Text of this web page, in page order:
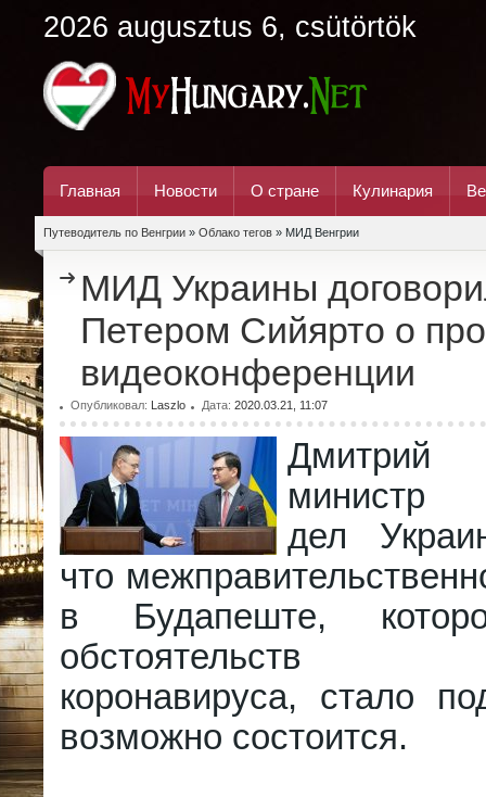
2026 augusztus 6, csütörtök
Главная Новости О стране Кулинария
Путеводитель по Венгрии » Облако тегов » МИД Венгрии
МИД Украины
Петером Сийярто о
видеоконференции
Опубликовал: Laszlo Дата: 2020.03.21, 11:07
министр
дел
что
в Будапеште,
обстоятельств
коронавируса, стало
возможно состоится.